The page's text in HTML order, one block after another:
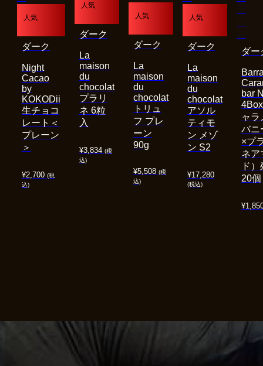
人気
¥2,700 (税
込)
Night
Cacao
by
KOKODii
生チョコ
レート＜
プレーン
＞
ダーク
人気
¥3,834 (税
込)
La
maison
du
chocolat
プラリ
ネ 6粒
入
ダーク
人気
¥5,508 (税
込)
La
maison
du
chocolat
トリュ
フ プレ
ーン
90g
ダーク
人気
¥17,280
(税込)
La
maison
du
chocolat
アソル
ティモ
ン メゾ
ン S2
ダーク
¥
bar
ャラ
バニ
×プ
ネア
ド
20個
ダー